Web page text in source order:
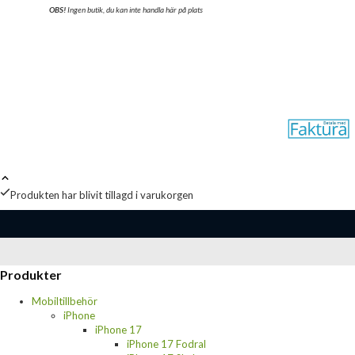
OBS!Ingen butik, du kan inte handla här på plats
Produkten har blivit tillagd i varukorgen
Produkter
Mobiltillbehör
iPhone
iPhone 17
iPhone 17 Fodral